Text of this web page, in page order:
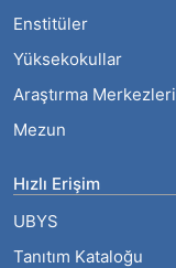
Enstitüler
Yüksekokullar
Araştırma Merkezleri
Mezun
Hızlı Erişim
UBYS
Tanıtım Kataloğu